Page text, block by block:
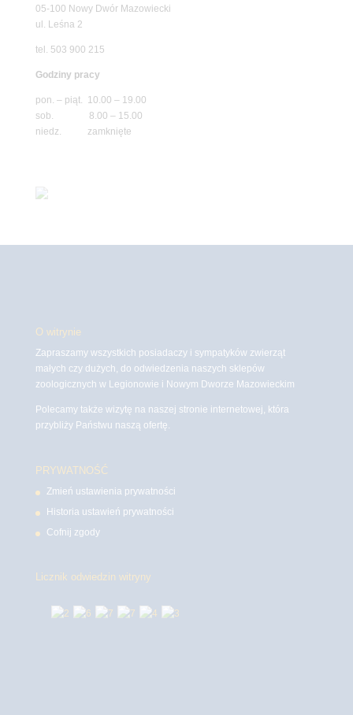
05-100 Nowy Dwór Mazowiecki
ul. Leśna 2
tel. 503 900 215
Godziny pracy
pon. – piąt. 10.00 – 19.00
sob. 8.00 – 15.00
niedz. zamknięte
O witrynie
Zapraszamy wszystkich posiadaczy i sympatyków zwierząt
małych czy dużych, do odwiedzenia naszych sklepów
zoologicznych w Legionowie i Nowym Dworze Mazowieckim
Polecamy także wizytę na naszej stronie internetowej, która
przybliży Państwu naszą ofertę.
PRYWATNOŚĆ
Zmień ustawienia prywatności
Historia ustawień prywatności
Cofnij zgody
Licznik odwiedzin witryny